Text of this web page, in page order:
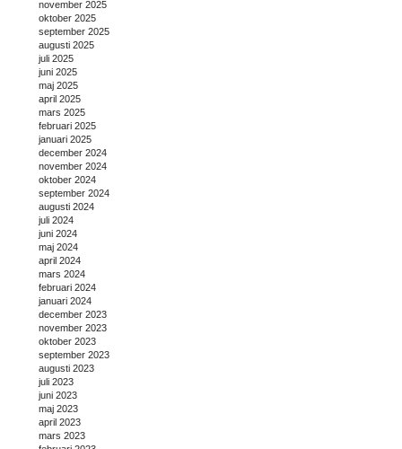
november 2025
oktober 2025
september 2025
augusti 2025
juli 2025
juni 2025
maj 2025
april 2025
mars 2025
februari 2025
januari 2025
december 2024
november 2024
oktober 2024
september 2024
augusti 2024
juli 2024
juni 2024
maj 2024
april 2024
mars 2024
februari 2024
januari 2024
december 2023
november 2023
oktober 2023
september 2023
augusti 2023
juli 2023
juni 2023
maj 2023
april 2023
mars 2023